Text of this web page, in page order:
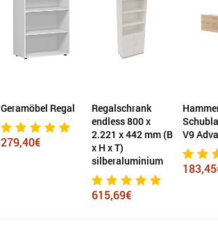
Geramöbel Regal
279,40€
Regalschrank
endless 800 x
2.221 x 442 mm (B
x H x T)
silberaluminium
615,69€
V9